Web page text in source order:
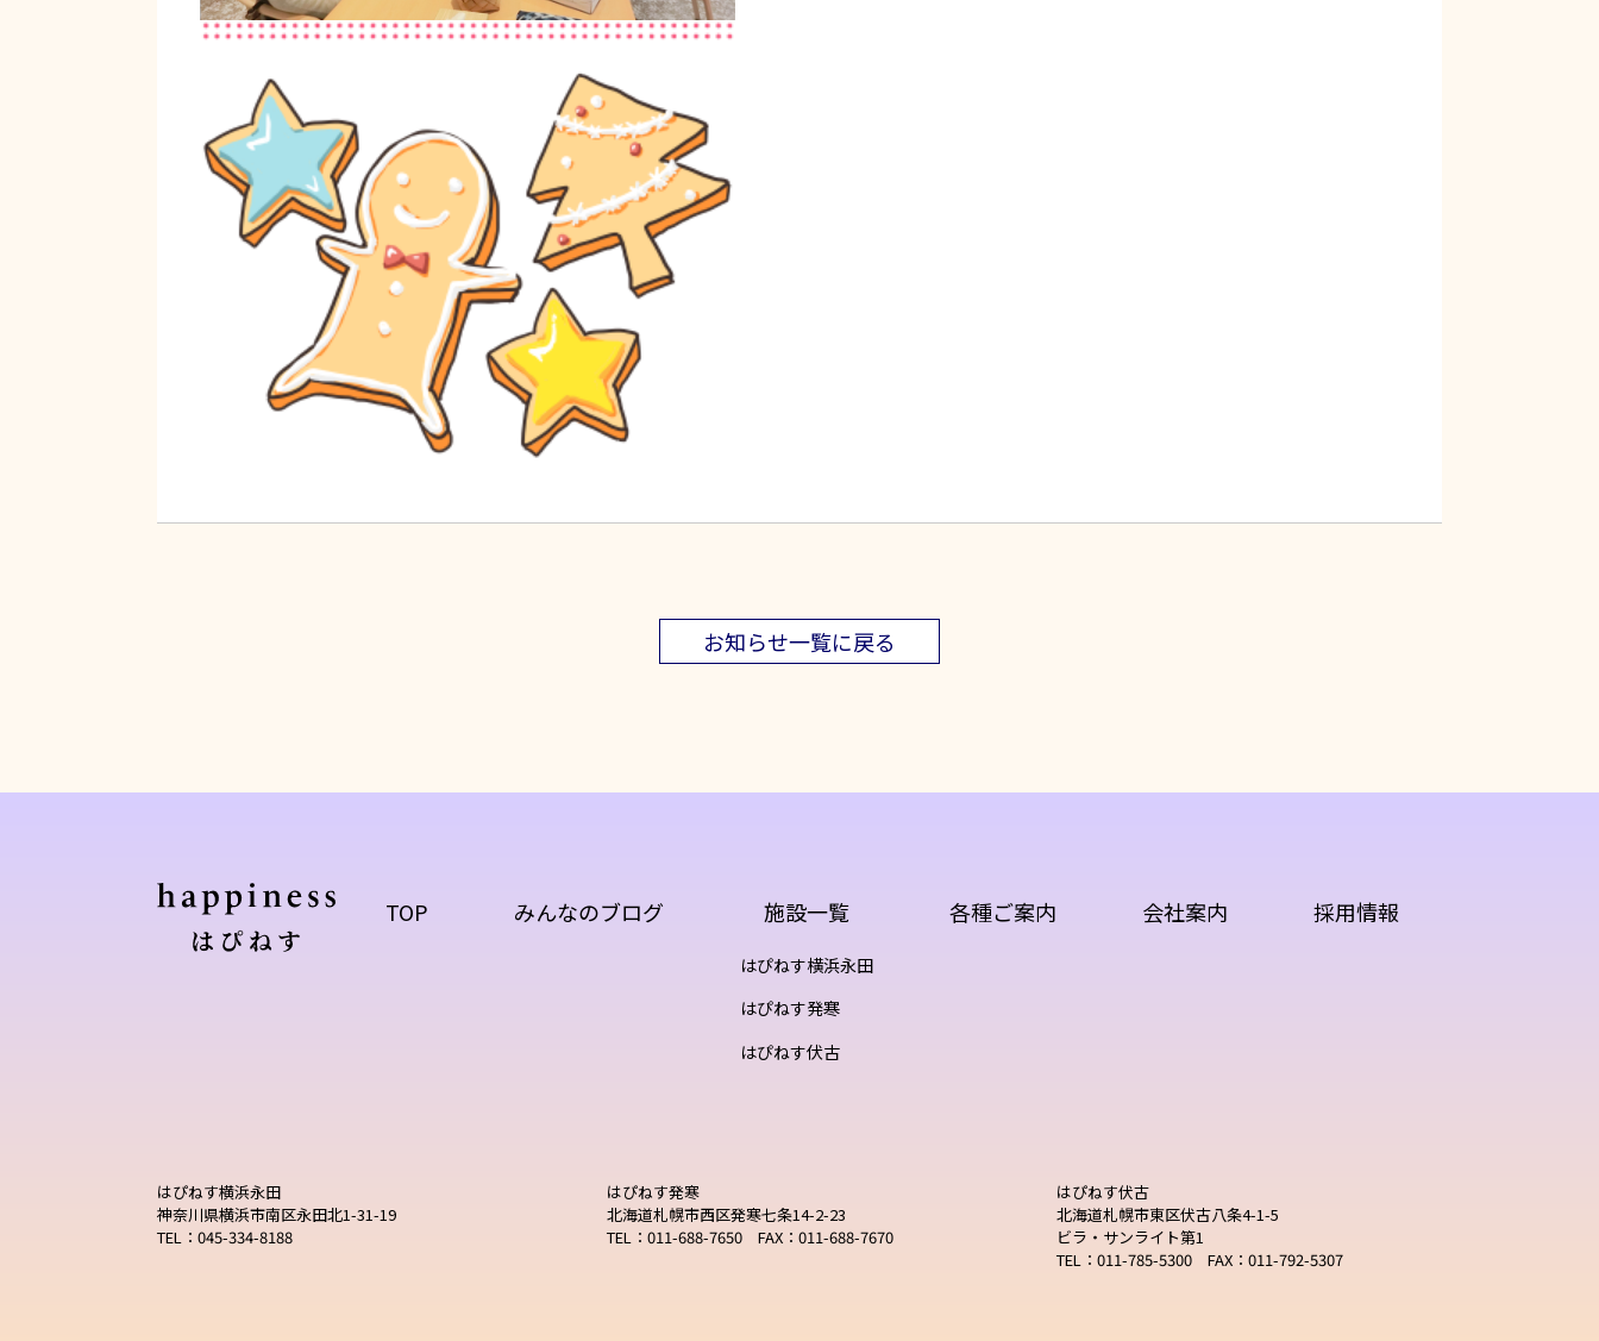
お知らせ一覧に戻る
TOP みんなのブログ 施設一覧
はぴねす横浜永田
はぴねす発寒
はぴねす伏古
各種ご案内 会社案内 採用情報
はぴねす横浜永田
神奈川県横浜市南区永田北1-31-19
TEL：045-334-8188
はぴねす発寒
北海道札幌市西区発寒七条14-2-23
TEL：011-688-7650 FAX：011-688-7670
はぴねす伏古
北海道札幌市東区伏古八条4-1-5
ビラ・サンライト第1
TEL：011-785-5300 FAX：011-792-5307